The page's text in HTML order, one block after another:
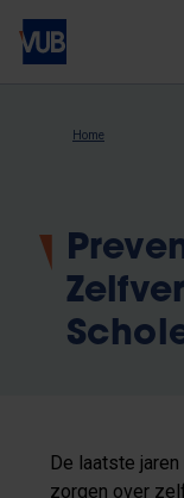
Overslaan
naar
Home
De laatste
zorgen over